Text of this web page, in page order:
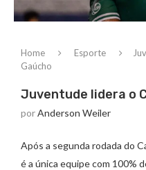
Home Esporte
Gaúcho
Juventude lidera o
porAnderson Weiler
Após a segunda rodada do
é a única equipe com 100%